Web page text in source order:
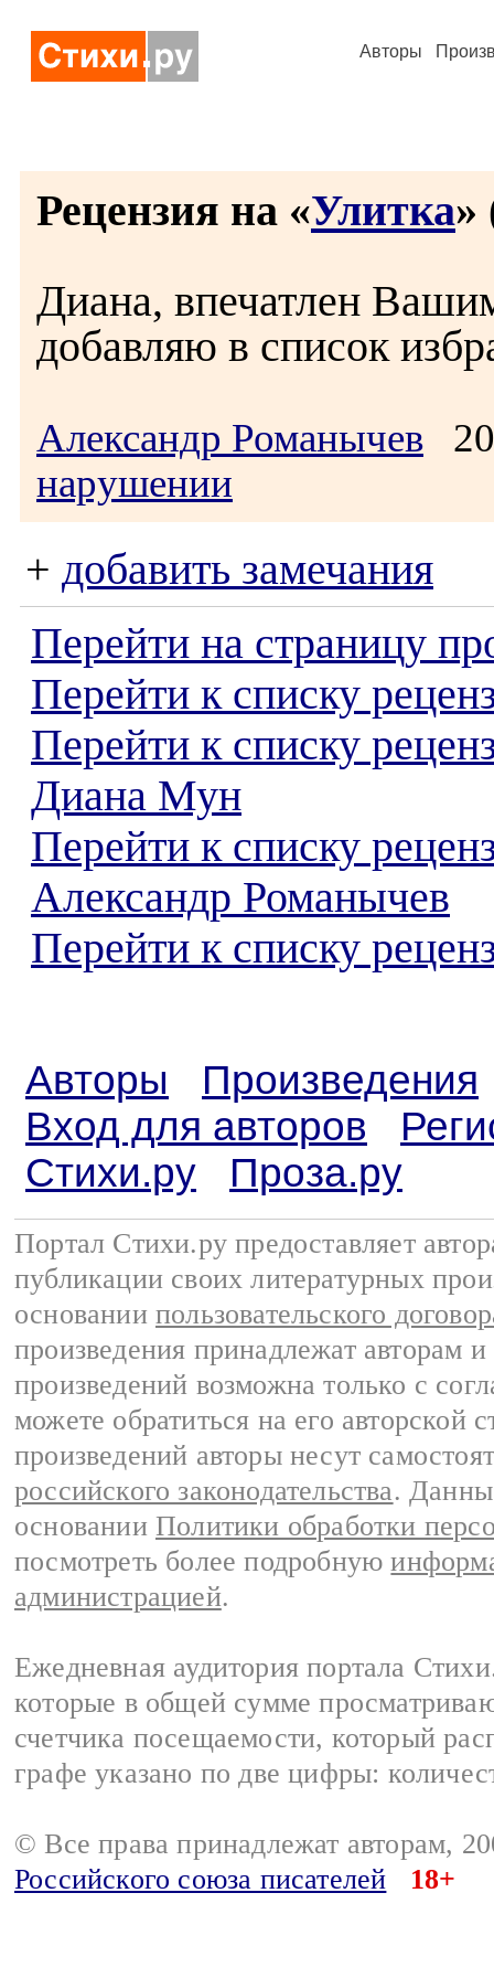
Авторы
Рецензия на «Улитка»
Диана, впечатлен
добавляю в список
Александр Романычев
нарушении
+ добавить замечания
Перейти на страницу
Перейти к списку
Перейти к списку
Диана Мун
Перейти к списку
Александр Романычев
Перейти к списку
Авторы
Произведения
Вход для авторов
Стихи.ру
Проза.ру
Портал Стихи.ру предоставляет
публикации своих литературных
основании пользовательского
произведения принадлежат авторам
произведений возможна только с
можете обратиться на его авторской
произведений авторы несут
российского законодательства.
основании Политики обработки
посмотреть более подробную
администрацией.
Ежедневная аудитория портала
которые в общей сумме
счетчика посещаемости, который
графе указано по две цифры:
© Все права принадлежат авторам,
Российского союза писателей
18+